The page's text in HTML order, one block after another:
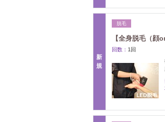
新
規
脱毛
【全身脱毛（顔
回数： 1回